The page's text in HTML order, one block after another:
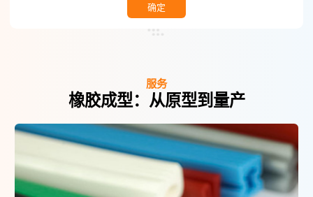
确定
服务
橡胶成型：从原型到量产